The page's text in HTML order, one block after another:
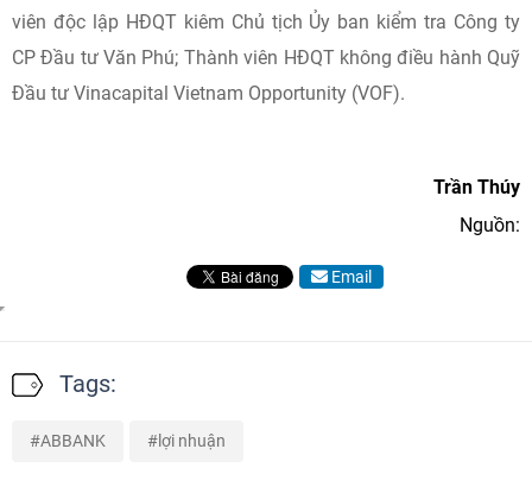
viên độc lập HĐQT kiêm Chủ tịch Ủy ban kiểm tra Công ty
CP Đầu tư Văn Phú; Thành viên HĐQT không điều hành Quỹ
Đầu tư Vinacapital Vietnam Opportunity (VOF).
Trần Thúy
Nguồn:
Email
Tags:
ABBANK lợi nhuận